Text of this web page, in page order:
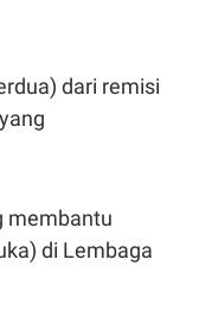
dari remisi
membantu
di Lembaga